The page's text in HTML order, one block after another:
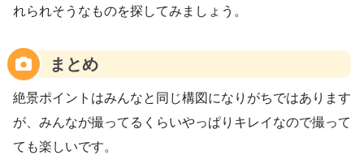
れられそうなものを探してみましょう。
まとめ
絶景ポイントはみんなと同じ構図になりがちではあります
が、みんなが撮ってるくらいやっぱりキレイなので撮って
ても楽しいです。